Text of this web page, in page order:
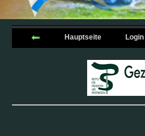
Hauptseite Login